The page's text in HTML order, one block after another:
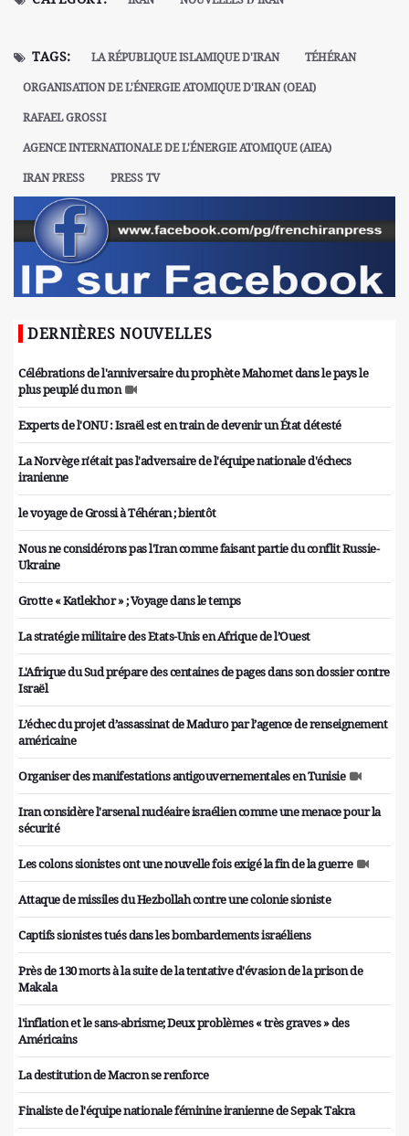
TAGS: LA RÉPUBLIQUE ISLAMIQUE D'IRAN
TÉHÉRAN
ORGANISATION DE L'ÉNERGIE ATOMIQUE D'IRAN (OEAI)
RAFAEL GROSSI
AGENCE INTERNATIONALE DE L'ÉNERGIE ATOMIQUE (AIEA)
IRAN PRESS
PRESS TV
DERNIÈRES NOUVELLES
Célébrations de l'anniversaire du prophète Mahomet dans le pays le
plus peuplé du mon
Experts de l'ONU : Israël est en train de devenir un État détesté
La Norvège n'était pas l'adversaire de l'équipe nationale d'échecs
iranienne
le voyage de Grossi à Téhéran ; bientôt
Nous ne considérons pas l'Iran comme faisant partie du conflit Russie-
Ukraine
Grotte « Katlekhor » ; Voyage dans le temps
La stratégie militaire des Etats-Unis en Afrique de l’Ouest
L'Afrique du Sud prépare des centaines de pages dans son dossier contre
Israël
L’échec du projet d’assassinat de Maduro par l’agence de renseignement
américaine
Organiser des manifestations antigouvernementales en Tunisie
Iran considère l'arsenal nucléaire israélien comme une menace pour la
sécurité
Les colons sionistes ont une nouvelle fois exigé la fin de la guerre
Attaque de missiles du Hezbollah contre une colonie sioniste
Captifs sionistes tués dans les bombardements israéliens
Près de 130 morts à la suite de la tentative d'évasion de la prison de
Makala
l'inflation et le sans-abrisme; Deux problèmes « très graves » des
Américains
La destitution de Macron se renforce
Finaliste de l'équipe nationale féminine iranienne de Sepak Takra